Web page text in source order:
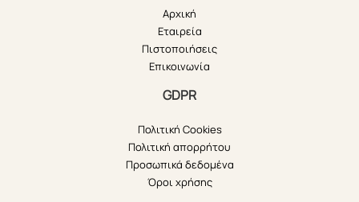
Αρχική
Εταιρεία
Πιστοποιήσεις
Επικοινωνία
GDPR
Πολιτική Cookies
Πολιτική απορρήτου
Προσωπικά δεδομένα
Όροι χρήσης